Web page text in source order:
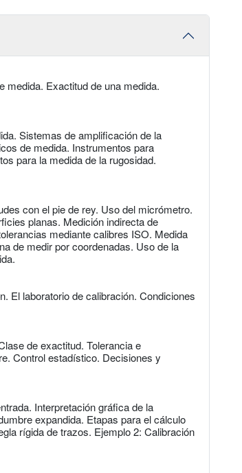
medida. Exactitud de una medida.
Sistemas de amplificación de la
de medida. Instrumentos para
para la medida de la rugosidad.
con el pie de rey. Uso del micrómetro.
planas. Medición indirecta de
mediante calibres ISO. Medida
de medir por coordenadas. Uso de la
El laboratorio de calibración. Condiciones
de exactitud. Tolerancia e
Control estadístico. Decisiones y
Interpretación gráfica de la
expandida. Etapas para el cálculo
rígida de trazos. Ejemplo 2: Calibración